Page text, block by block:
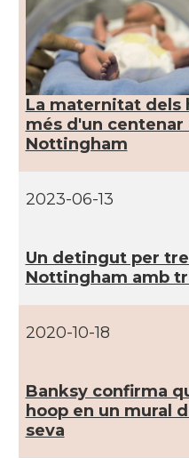
CAMON
CAMON
CAMON
CAMON
CAMON
La maternitat dels
més d'un centenar
Nottingham
2023-06-13
Un detingut per
Nottingham amb
2020-10-18
Banksy confirma
hoop en un mural
seva